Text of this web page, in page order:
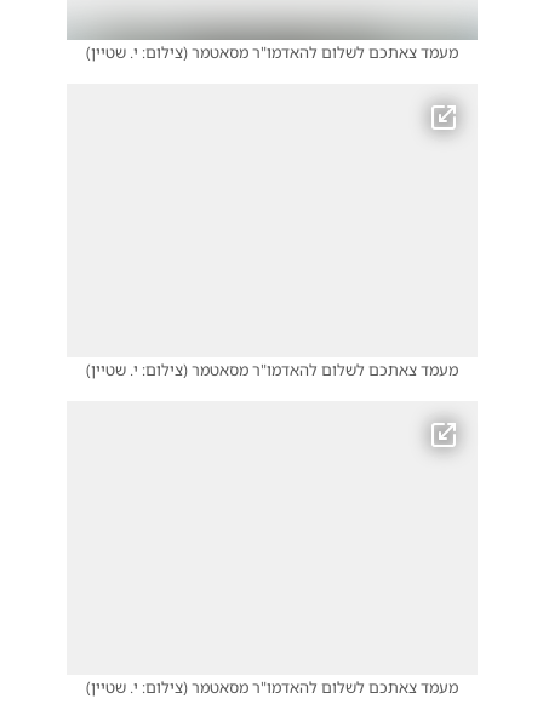
מעמד צאתכם לשלום להאדמו"ר מסאטמר(צילום: י. שטיין)
מעמד צאתכם לשלום להאדמו"ר מסאטמר(צילום: י. שטיין)
מעמד צאתכם לשלום להאדמו"ר מסאטמר(צילום: י. שטיין)